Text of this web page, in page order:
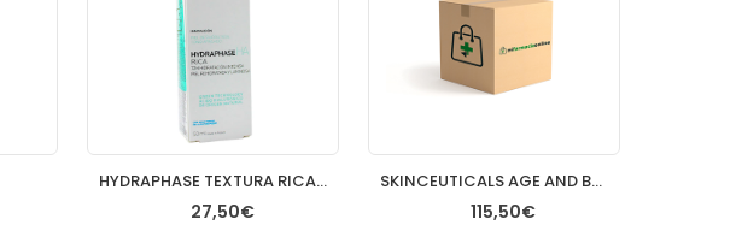
HYDRAPHASE TEXTURA RICA 50 ML
27,50€
SKINCEUTICALS AGE AND BLEMISH DEFENSE 30ML CUENTAG
115,50€